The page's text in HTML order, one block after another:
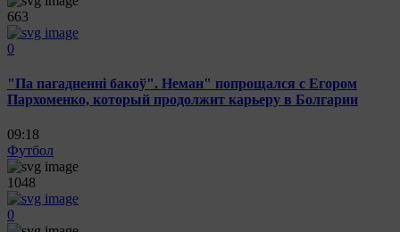
663
0
"Па пагадненні бакоў". Неман" попрощался с Егором
Пархоменко, который продолжит карьеру в Болгарии
09:18
Футбол
1048
0